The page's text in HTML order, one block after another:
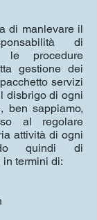
di manlevare il
di
le procedure
gestione dei
servizi
disbrigo di ogni
ben sappiamo,
al regolare
attività di ogni
quindi di
termini di: